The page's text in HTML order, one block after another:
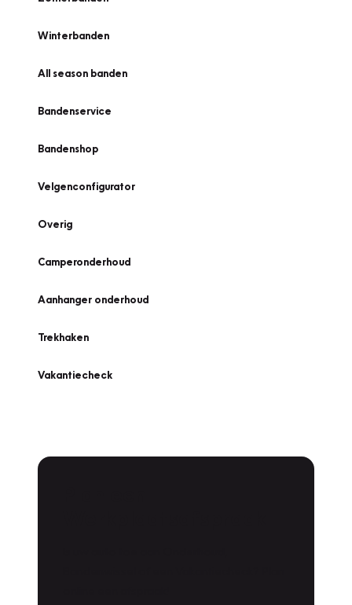
Winterbanden
All season banden
Bandenservice
Bandenshop
Velgenconfigurator
Overig
Camperonderhoud
Aanhanger onderhoud
Trekhaken
Vakantiecheck